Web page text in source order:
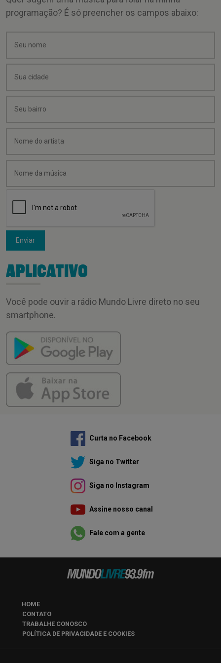
programação? É só preencher os campos abaixo:
Enviar
APLICATIVO
Você pode ouvir a rádio Mundo Livre direto no seu
smartphone.
Curta no Facebook
Siga no Twitter
Siga no Instagram
Assine nosso canal
Fale com a gente
HOME
CONTATO
TRABALHE CONOSCO
POLÍTICA DE PRIVACIDADE E COOKIES